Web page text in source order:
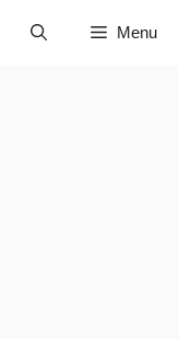
Menu